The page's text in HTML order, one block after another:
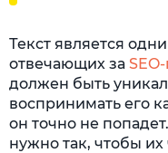
Текст является
отвечающих за
должен быть
воспринимать его
он точно не
нужно так, чтобы их